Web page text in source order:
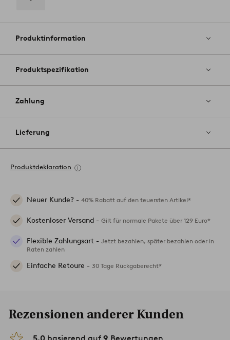
Favoriten
hinzufügen
Produktinformation
Produktspezifikation
Zahlung
Lieferung
Produktdeklaration
Neuer Kunde? - 40% Rabatt auf den teuersten Artikel*
Kostenloser Versand - Gilt für normale Pakete über 129 Euro*
Flexible Zahlungsart - Jetzt bezahlen, später bezahlen oder in
Raten zahlen
Einfache Retoure - 30 Tage Rückgaberecht*
Rezensionen anderer Kunden